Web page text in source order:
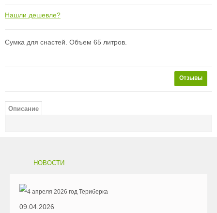
Нашли дешевле?
Сумка для снастей. Объем 65 литров.
Отзывы
Описание
НОВОСТИ
09.04.2026